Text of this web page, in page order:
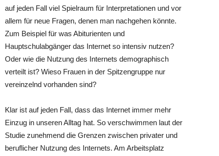
auf jeden Fall viel Spielraum für Interpretationen und vor
allem für neue Fragen, denen man nachgehen könnte.
Zum Beispiel für was Abiturienten und
Hauptschulabgänger das Internet so intensiv nutzen?
Oder wie die Nutzung des Internets demographisch
verteilt ist? Wieso Frauen in der Spitzengruppe nur
vereinzelnd vorhanden sind?
Klar ist auf jeden Fall, dass das Internet immer mehr
Einzug in unseren Alltag hat. So verschwimmen laut der
Studie zunehmend die Grenzen zwischen privater und
beruflicher Nutzung des Internets. Am Arbeitsplatz